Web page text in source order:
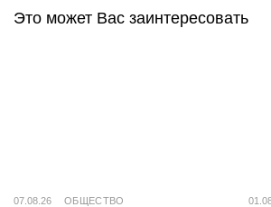
Это может Вас заинтересовать
07.08.26 ОБЩЕСТВО